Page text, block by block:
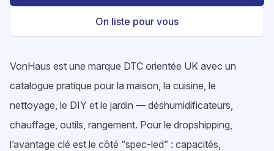
On liste pour vous
VonHaus est une marque DTC orientée UK avec un
catalogue pratique pour la maison, la cuisine, le
nettoyage, le DIY et le jardin — déshumidificateurs,
chauffage, outils, rangement. Pour le dropshipping,
l’avantage clé est le côté “spec-led” : capacités,